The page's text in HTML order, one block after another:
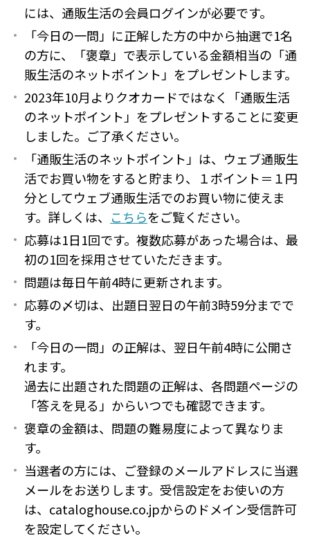
には、通販生活の会員ログインが必要です。
「今日の一問」に正解した方の中から抽選で1名
の方に、「褒章」で表示している金額相当の「通
販生活のネットポイント」をプレゼントします。
2023年10月よりクオカードではなく「通販生活
のネットポイント」をプレゼントすることに変更
しました。ご了承ください。
「通販生活のネットポイント」は、ウェブ通販生
活でお買い物をすると貯まり、１ポイント＝１円
分としてウェブ通販生活でのお買い物に使えま
す。詳しくは、
こちらをご覧ください。
応募は1日1回です。複数応募があった場合は、最
初の1回を採用させていただきます。
問題は毎日午前4時に更新されます。
応募の〆切は、出題日翌日の午前3時59分までで
す。
「今日の一問」の正解は、翌日午前4時に公開さ
れます。
過去に出題された問題の正解は、各問題ページの
「答えを見る」からいつでも確認できます。
褒章の金額は、問題の難易度によって異なりま
す。
当選者の方には、ご登録のメールアドレスに当選
メールをお送りします。受信設定をお使いの方
は、cataloghouse.co.jpからのドメイン受信許可
を設定してください。